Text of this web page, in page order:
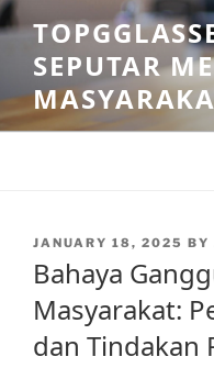
Skip
to
contentSEPUTAR
POSTED
JANUARY 18, 2025 BY
Bahaya
Masyarakat:
dan Tindakan